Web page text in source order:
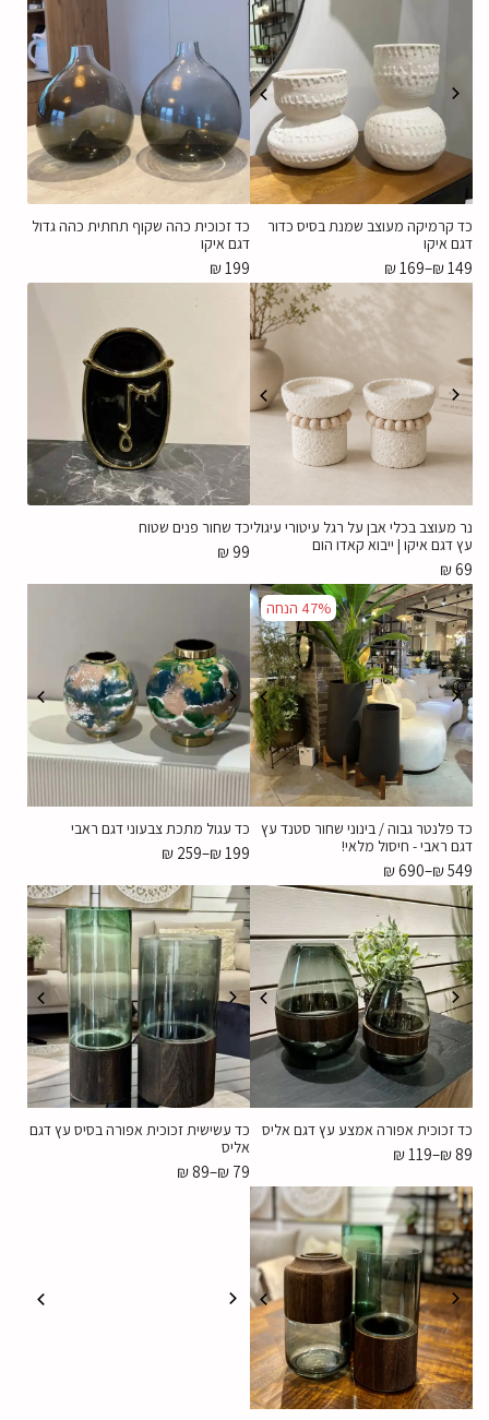
כד קרמיקה מעוצב שמנת בסיס כדור
דגם איקו
₪149
–
₪169
כד זכוכית כהה שקוף תחתית כהה גדול
דגם איקו
₪199
נר מעוצב בכלי אבן על רגל עיטורי עיגולי
עץ דגם איקו | ייבוא קאדו הום
₪69
כד שחור פנים שטוח
₪99
47% הנחה
כד פלנטר גבוה / בינוני שחור סטנד עץ
דגם ראבי - חיסול מלאי!
₪549
–
₪690
כד עגול מתכת צבעוני דגם ראבי
₪199
–
₪ 259
כד זכוכית אפורה אמצע עץ דגם אליס
₪89
–
₪119
כד עשישית זכוכית אפורה בסיס עץ דגם
אליס
₪ 79
–
₪89